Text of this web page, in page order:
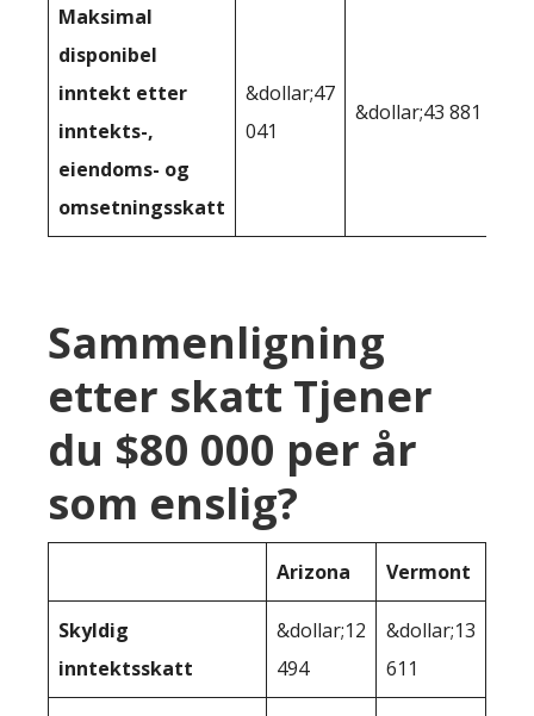
Maksimal
disponibel
inntekt etter
inntekts-,
eiendoms- og
omsetningsskatt
&dollar;47
041
&dollar;43 881
Sammenligning
etter skatt Tjener
du $80 000 per år
som enslig?
Arizona Vermont
Skyldig
inntektsskatt
&dollar;12
494
&dollar;13
611